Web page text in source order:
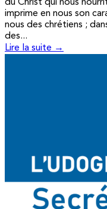
du Christ qui nous
imprime en nous son
nous des chrétiens ;
des...
Lire la suite →